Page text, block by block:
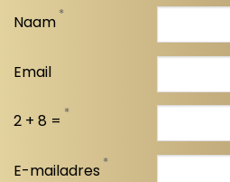
Naam *
Email
2 + 8 = *
E-mailadres *